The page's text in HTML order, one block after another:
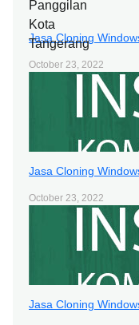
Jasa Cloning
October 23, 2022
Jasa Cloning
October 23, 2022
Jasa Cloning